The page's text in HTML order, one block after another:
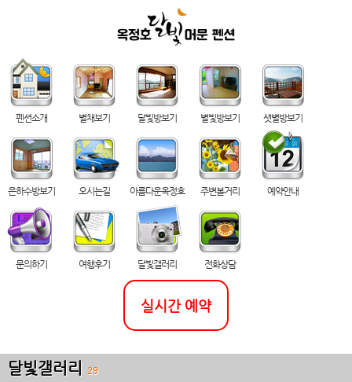
펜션소개 별채보기 달빛방보기 별빛방보기 샛별방보기
은하수방보기 오시는길 아름다운옥정호 주변볼거리 예약안내
문의하기 여행후기 달빛갤러리 전화상담
실시간 예약
달빛갤러리 29